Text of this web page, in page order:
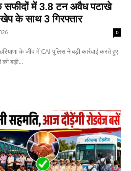
में 3.8 टन अवैध पटाखे
के साथ 3 गिरफ्तार
0
के जींद में CAI पुलिस ने बड़ी कार्रवाई करते हुए
बड़ी...